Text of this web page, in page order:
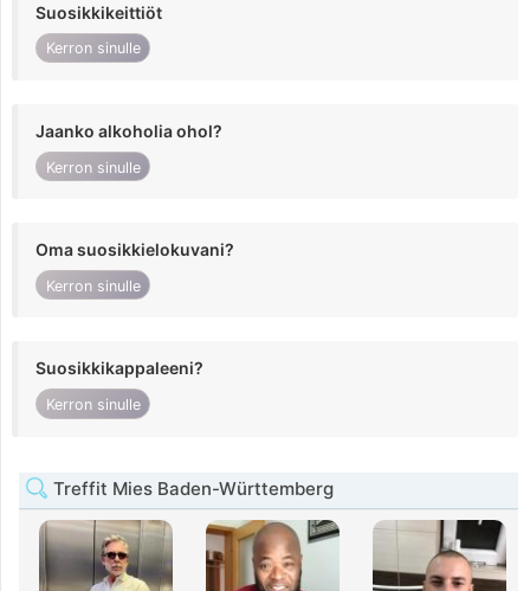
Suosikkikeittiöt
Kerron sinulle
Jaanko alkoholia ohol?
Kerron sinulle
Oma suosikkielokuvani?
Kerron sinulle
Suosikkikappaleeni?
Kerron sinulle
Treffit Mies Baden-Württemberg